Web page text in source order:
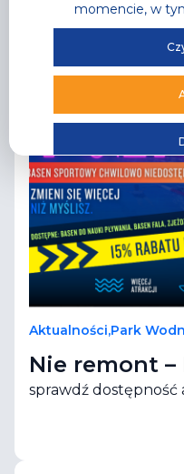
Aktualności,Park
Nie remont –
sprawdź dostępność
momencie, w